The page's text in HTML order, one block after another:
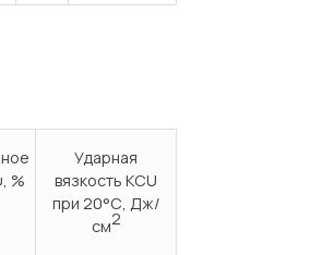
%
Ударная
вязкость KCU
при 20°С, Дж/
см2